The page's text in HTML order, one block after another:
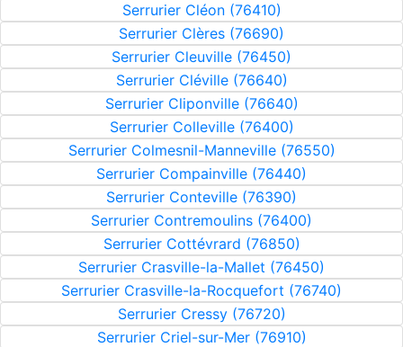
Serrurier Cléon (76410)
Serrurier Clères (76690)
Serrurier Cleuville (76450)
Serrurier Cléville (76640)
Serrurier Cliponville (76640)
Serrurier Colleville (76400)
Serrurier Colmesnil-Manneville (76550)
Serrurier Compainville (76440)
Serrurier Conteville (76390)
Serrurier Contremoulins (76400)
Serrurier Cottévrard (76850)
Serrurier Crasville-la-Mallet (76450)
Serrurier Crasville-la-Rocquefort (76740)
Serrurier Cressy (76720)
Serrurier Criel-sur-Mer (76910)